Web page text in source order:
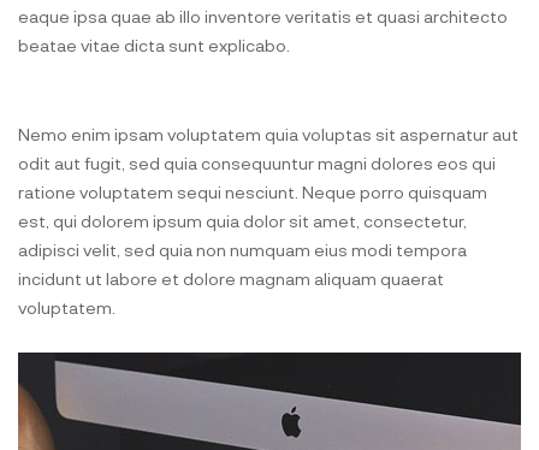
eaque ipsa quae ab illo inventore veritatis et quasi architecto
beatae vitae dicta sunt explicabo.
Nemo enim ipsam voluptatem quia voluptas sit aspernatur aut
odit aut fugit, sed quia consequuntur magni dolores eos qui
ratione voluptatem sequi nesciunt. Neque porro quisquam
est, qui dolorem ipsum quia dolor sit amet, consectetur,
adipisci velit, sed quia non numquam eius modi tempora
incidunt ut labore et dolore magnam aliquam quaerat
voluptatem.